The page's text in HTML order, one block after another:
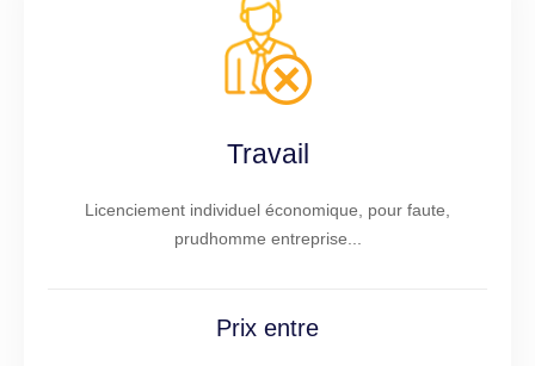
Travail
Licenciement individuel économique, pour faute,
prudhomme entreprise...
Prix entre